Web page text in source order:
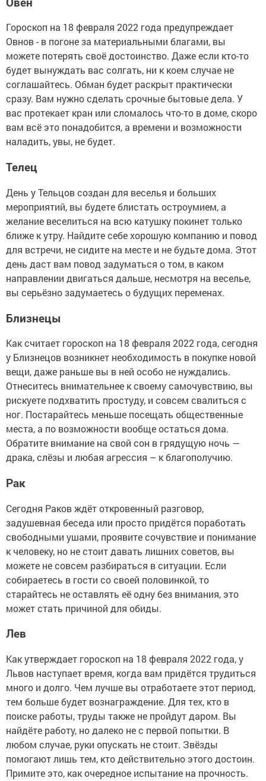
Гороскоп на 18 февраля 2022 года предупреждает
Овнов - в погоне за материальными благами, вы
можете потерять своё достоинство. Даже если кто-то
будет вынуждать вас солгать, ни к коем случае не
соглашайтесь. Обман будет раскрыт практически
сразу. Вам нужно сделать срочные бытовые дела. У
вас протекает кран или сломалось что-то в доме, скоро
вам всё это понадобится, а времени и возможности
наладить, увы, не будет.
Телец
День у Тельцов создан для веселья и больших
мероприятий, вы будете блистать остроумием, а
желание веселиться на всю катушку покинет только
ближе к утру. Найдите себе хорошую компанию и повод
для встречи, не сидите на месте и не будьте дома. Этот
день даст вам повод задуматься о том, в каком
направлении двигаться дальше, несмотря на веселье,
вы серьёзно задумаетесь о будущих переменах.
Близнецы
Как считает гороскоп на 18 февраля 2022 года, сегодня
у Близнецов возникнет необходимость в покупке новой
вещи, даже раньше вы в ней особо не нуждались.
Отнеситесь внимательнее к своему самочувствию, вы
рискуете подхватить простуду, и совсем свалиться с
ног. Постарайтесь меньше посещать общественные
места, а по возможности вообще остаться дома.
Обратите внимание на свой сон в грядущую ночь —
драка, слёзы и любая агрессия – к благополучию.
Рак
Сегодня Раков ждёт откровенный разговор,
задушевная беседа или просто придётся поработать
свободными ушами, проявите сочувствие и понимание
к человеку, но не стоит давать лишних советов, вы
можете не совсем разбираться в ситуации. Если
собираетесь в гости со своей половинкой, то
старайтесь не оставлять её одну без внимания, это
может стать причиной для обиды.
Лев
Как утверждает гороскоп на 18 февраля 2022 года, у
Львов наступает время, когда вам придётся трудиться
много и долго. Чем лучше вы отработаете этот период,
тем больше будет вознаграждение. Для тех, кто в
поиске работы, труды также не пройдут даром. Вы
найдёте работу, но далеко не с первой попытки. В
любом случае, руки опускать не стоит. Звёзды
помогают лишь тем, кто действительно этого достоин.
Примите это, как очередное испытание на прочность.